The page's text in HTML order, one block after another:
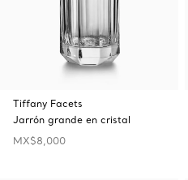
Tiffany Facets
Jarrón grande en cristal
MX$8,000